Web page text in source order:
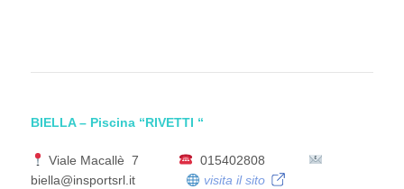
BIELLA – Piscina “RIVETTI “
Viale Macallè 7
015402808
biella@insportsrl.it
visita il sito